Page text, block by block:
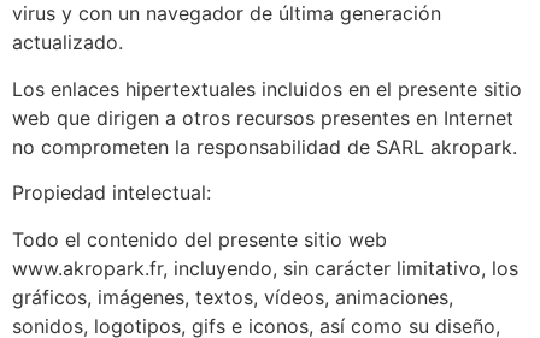
virus y con un navegador de última generación
actualizado.
Los enlaces hipertextuales incluidos en el presente sitio
web que dirigen a otros recursos presentes en Internet
no comprometen la responsabilidad de SARL akropark.
Propiedad intelectual:
Todo el contenido del presente sitio web
www.akropark.fr, incluyendo, sin carácter limitativo, los
gráficos, imágenes, textos, vídeos, animaciones,
sonidos, logotipos, gifs e iconos, así como su diseño,